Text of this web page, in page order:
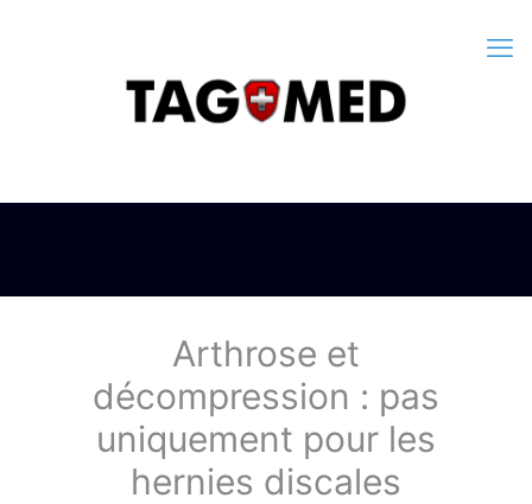
Arthrose et
décompression : pas
uniquement pour les
hernies discales